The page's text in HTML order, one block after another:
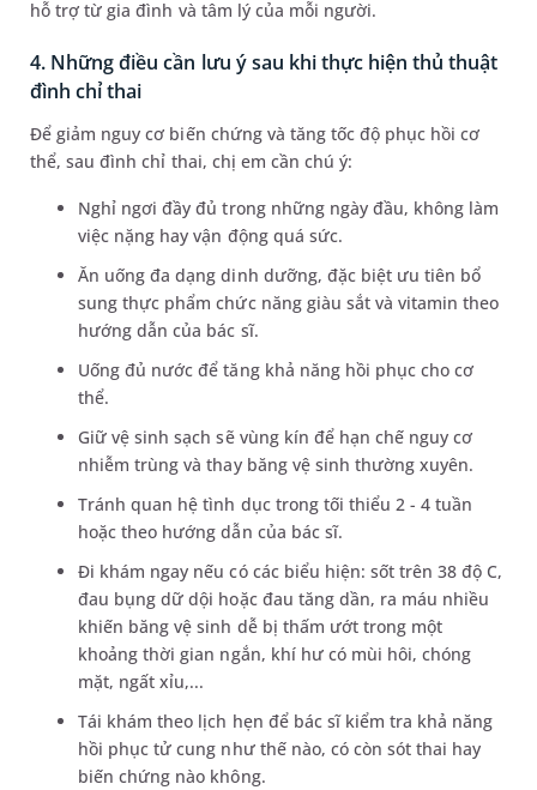
hỗ trợ từ gia đình và tâm lý của mỗi người.
4. Những điều cần lưu ý sau khi thực hiện thủ thuật
đình chỉ thai
Để giảm nguy cơ biến chứng và tăng tốc độ phục hồi cơ
thể, sau đình chỉ thai, chị em cần chú ý:
Nghỉ ngơi đầy đủ trong những ngày đầu, không làm
việc nặng hay vận động quá sức.
Ăn uống đa dạng dinh dưỡng, đặc biệt ưu tiên bổ
sung thực phẩm chức năng giàu sắt và vitamin theo
hướng dẫn của bác sĩ.
Uống đủ nước để tăng khả năng hồi phục cho cơ
thể.
Giữ vệ sinh sạch sẽ vùng kín để hạn chế nguy cơ
nhiễm trùng và thay băng vệ sinh thường xuyên.
Tránh quan hệ tình dục trong tối thiểu 2 - 4 tuần
hoặc theo hướng dẫn của bác sĩ.
Đi khám ngay nếu có các biểu hiện: sốt trên 38 độ C,
đau bụng dữ dội hoặc đau tăng dần, ra máu nhiều
khiến băng vệ sinh dễ bị thấm ướt trong một
khoảng thời gian ngắn, khí hư có mùi hôi, chóng
mặt, ngất xỉu,...
Tái khám theo lịch hẹn để bác sĩ kiểm tra khả năng
hồi phục tử cung như thế nào, có còn sót thai hay
biến chứng nào không.